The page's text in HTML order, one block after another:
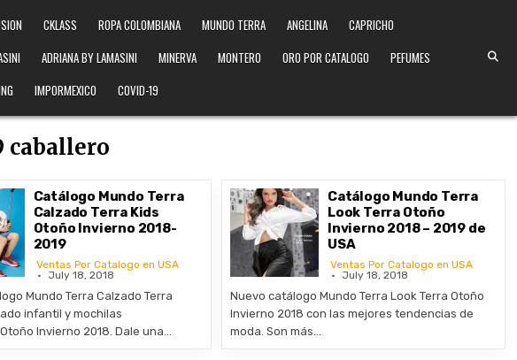
CKLASS ROPA COLOMBIANA MUNDO TERRA ANGELINA
CAPRICHO
ADRIANA BY LAMASINI MINERVA MONTERO ORO POR CATALOGO
PEFUMES
IMPORMEXICO COVID-19
caballero
Catálogo Mundo Terra
Calzado Terra Kids
Otoño Invierno 2018-
2019
Ventas Por Catalogo en USA
July 18, 2018
Mundo Terra Calzado Terra
infantil y mochilas
Invierno 2018. Dale una…
Catálogo Mundo Terra
Look Terra Otoño
Invierno 2018 – 2019 de
USA
Ventas Por Catalogo en USA
July 18, 2018
Nuevo catálogo Mundo Terra Look Terra Otoño
Invierno 2018 con las mejores tendencias de
moda. Son más…